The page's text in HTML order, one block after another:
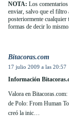
NOTA: Los
enviar, salvo que el filtro
posteriormente cualquier
formas de decir lo mismo.
Bitacoras.com
17 julio 2009 a las 20:57
Información
Valora en
de Polo: From Human
creó la inic…